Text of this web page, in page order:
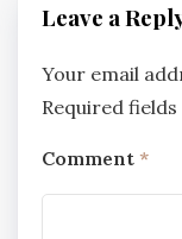
Leave a
Your email
Required
Comment *